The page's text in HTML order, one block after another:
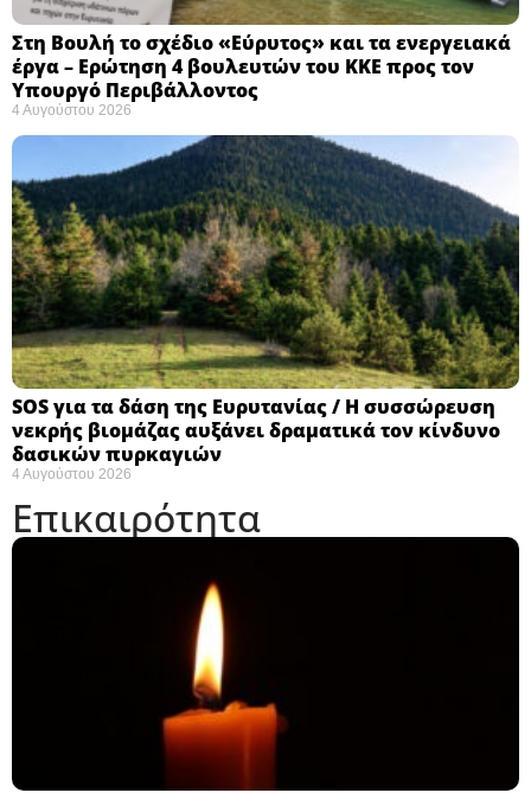
Στη Βουλή το σχέδιο «Εύρυτος» και τα ενεργειακά
έργα – Ερώτηση 4 βουλευτών του ΚΚΕ προς τον
Υπουργό Περιβάλλοντος
4 Αυγούστου 2026
SOS για τα δάση της Ευρυτανίας / Η συσσώρευση
νεκρής βιομάζας αυξάνει δραματικά τον κίνδυνο
δασικών πυρκαγιών
4 Αυγούστου 2026
Επικαιρότητα